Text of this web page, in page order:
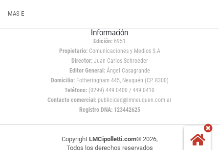
MAS E
Información
Edición: 6951
Propietario:Comunicaciones y Medios S.A
Director: Juan Carlos Schroeder
Editor General:Ángel Casagrande
Domicilio:Fotheringham 445, Neuquén (CP 8300)
Teléfono: (0299) 449 0400 / 449 0410
Contacto comercial: publicidad@lmneuquen.com.ar
Registro DNA: 123442625
Copyright LMCipolletti.com© 2026,
Todos los derechos reservados